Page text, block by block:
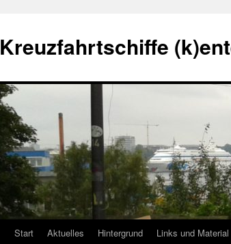
Kreuzfahrtschiffe
Start Aktuelles Hintergrund Links und Material